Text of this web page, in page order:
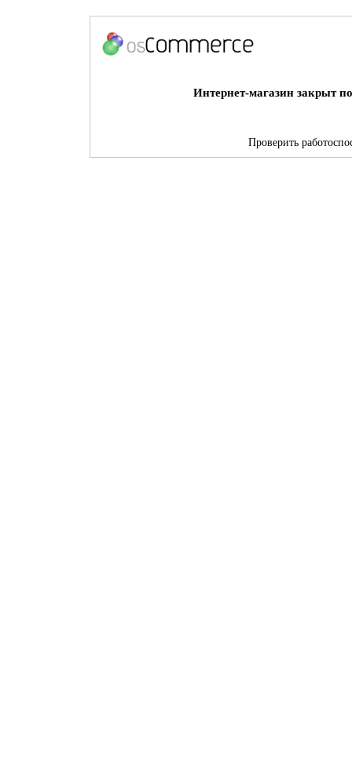
Интернет-магазин закрыт
Проверить